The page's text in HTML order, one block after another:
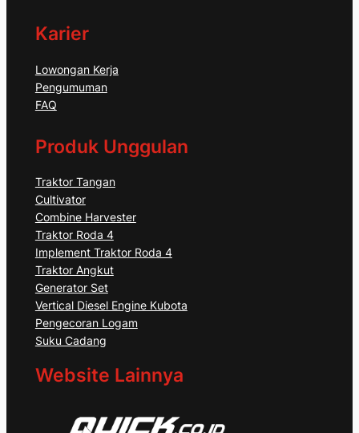
Karier
Lowongan Kerja
Pengumuman
FAQ
Produk Unggulan
Traktor Tangan
Cultivator
Combine Harvester
Traktor Roda 4
Implement Traktor Roda 4
Traktor Angkut
Generator Set
Vertical Diesel Engine Kubota
Pengecoran Logam
Suku Cadang
Website Lainnya